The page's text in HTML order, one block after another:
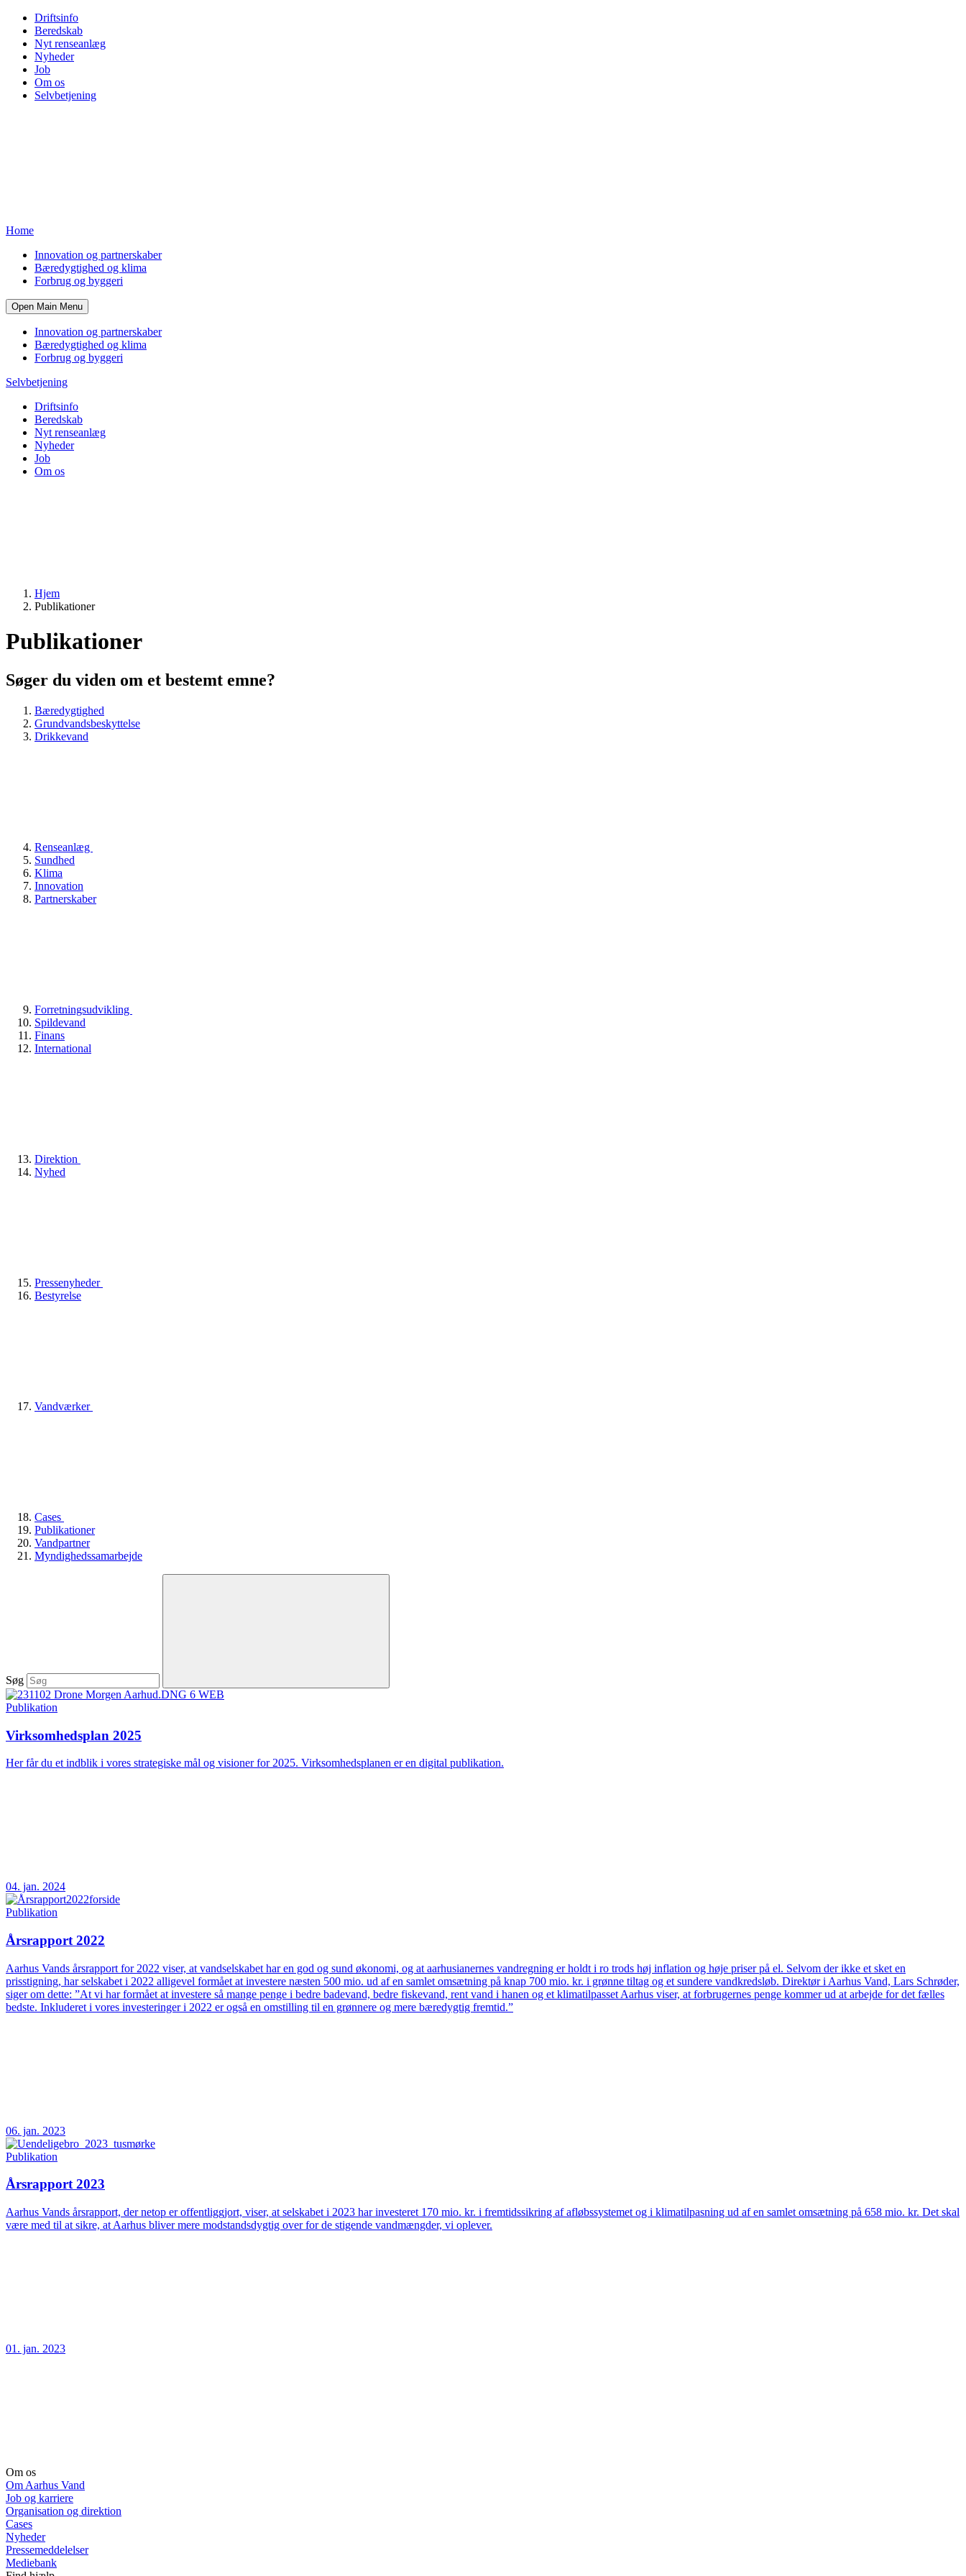
Driftsinfo
Beredskab
Nyt renseanlæg
Nyheder
Job
Om os
Selvbetjening
Home
Innovation og partnerskaber
Bæredygtighed og klima
Forbrug og byggeri
Open Main Menu
Innovation og partnerskaber
Bæredygtighed og klima
Forbrug og byggeri
Selvbetjening
Driftsinfo
Beredskab
Nyt renseanlæg
Nyheder
Job
Om os
Hjem
Publikationer
Publikationer
Søger du viden om et bestemt emne?
Bæredygtighed
Grundvandsbeskyttelse
Drikkevand
Renseanlæg
Sundhed
Klima
Innovation
Partnerskaber
Forretningsudvikling
Spildevand
Finans
International
Direktion
Nyhed
Pressenyheder
Bestyrelse
Vandværker
Cases
Publikationer
Vandpartner
Myndighedssamarbejde
Søg
Publikation
Virksomhedsplan 2025
Her får du et indblik i vores strategiske mål og visioner for 2025. Virksomhedsplanen er en digital publikation.
04. jan. 2024
Publikation
Årsrapport 2022
Aarhus Vands årsrapport for 2022 viser, at vandselskabet har en god og sund økonomi, og at aarhusianernes vandregning er holdt i ro trods høj inflation og høje priser på el. Selvom der ikke et sket en
prisstigning, har selskabet i 2022 alligevel formået at investere næsten 500 mio. ud af en samlet omsætning på knap 700 mio. kr. i grønne tiltag og et sundere vandkredsløb. Direktør i Aarhus Vand, Lars Schrøder,
siger om dette: ”At vi har formået at investere så mange penge i bedre badevand, bedre fiskevand, rent vand i hanen og et klimatilpasset Aarhus viser, at forbrugernes penge kommer ud at arbejde for det fælles
bedste. Inkluderet i vores investeringer i 2022 er også en omstilling til en grønnere og mere bæredygtig fremtid.”
06. jan. 2023
Publikation
Årsrapport 2023
Aarhus Vands årsrapport, der netop er offentliggjort, viser, at selskabet i 2023 har investeret 170 mio. kr. i fremtidssikring af afløbssystemet og i klimatilpasning ud af en samlet omsætning på 658 mio. kr. Det skal
være med til at sikre, at Aarhus bliver mere modstandsdygtig over for de stigende vandmængder, vi oplever.
01. jan. 2023
Om os
Om Aarhus Vand
Job og karriere
Organisation og direktion
Cases
Nyheder
Pressemeddelelser
Mediebank